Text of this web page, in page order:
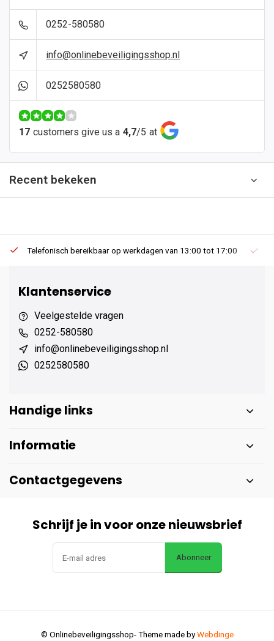
0252-580580
info@onlinebeveiligingsshop.nl
0252580580
17 customers give us a 4,7/5 at
Recent bekeken
Telefonisch bereikbaar op werkdagen van 13:00 tot 17:00
Klantenservice
Veelgestelde vragen
0252-580580
info@onlinebeveiligingsshop.nl
0252580580
Handige links
Informatie
Contactgegevens
Schrijf je in voor onze nieuwsbrief
Abonneer
© Onlinebeveiligingsshop- Theme made byWebdinge